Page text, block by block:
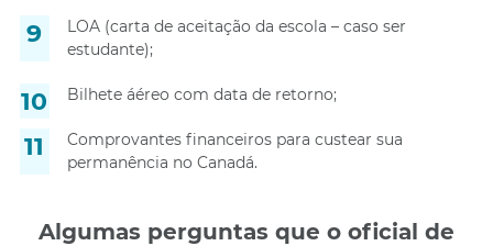
LOA (carta de aceitação da escola – caso ser
estudante);
Bilhete áéreo com data de retorno;
Comprovantes financeiros para custear sua
permanência no Canadá.
Algumas perguntas que o oficial de